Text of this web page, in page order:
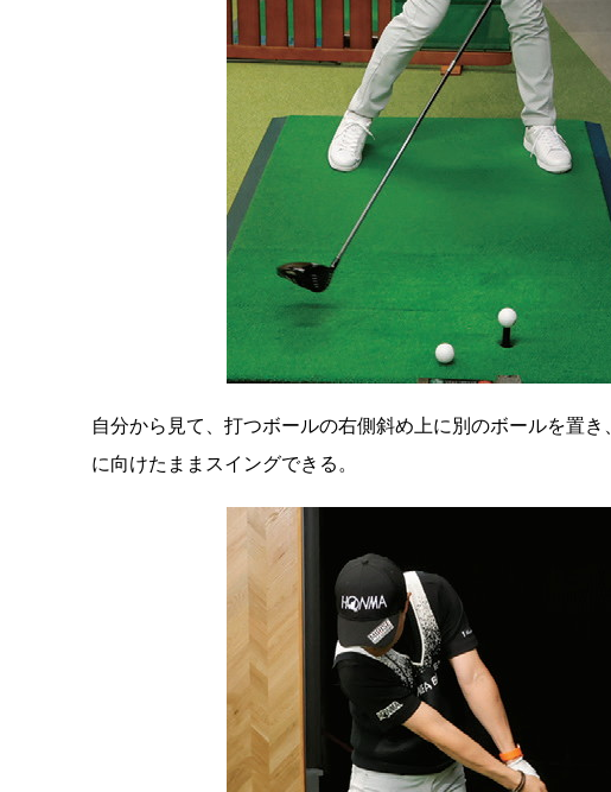
自分から見て、打つボールの右側斜め上に別のボールを置
に向けたままスイングできる。